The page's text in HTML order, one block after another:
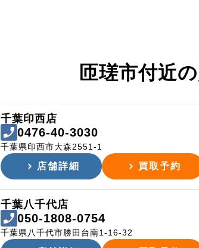
匝瑳市付近の
千葉印西店
0476-40-3030
千葉県印西市大森2551-1
店舗詳細 買取予約
千葉八千代店
050-1808-0754
千葉県八千代市勝田台南1-16-32